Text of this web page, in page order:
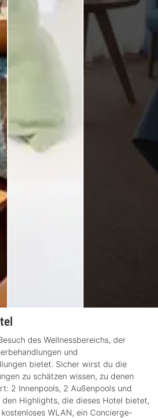
des Wellnessbereichs, der
und
bietet. Sicher wirst du die
zu schätzen wissen, zu denen
2 Innenpools, 2 Außenpools und
den Highlights, die dieses Hotel bietet,
WLAN, ein Concierge-